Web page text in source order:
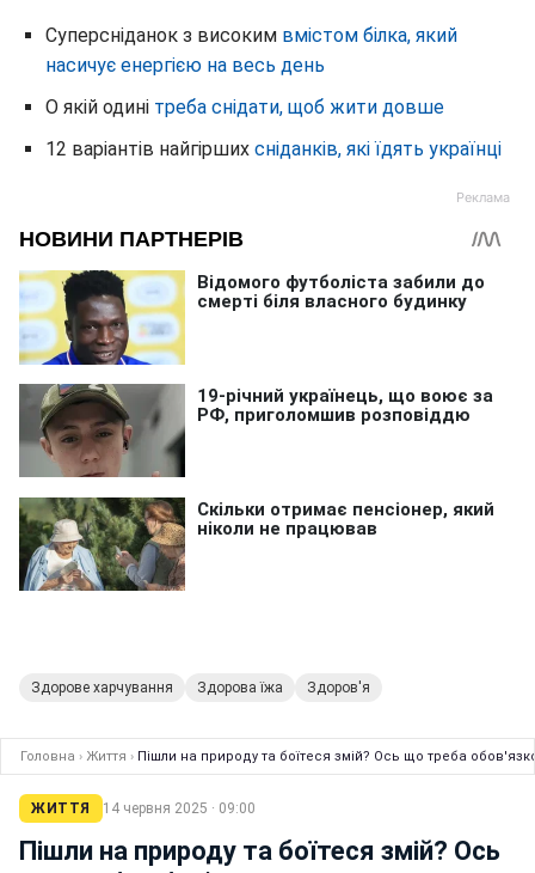
Суперсніданок з високим вмістом білка, який
насичує енергією на весь день
О якій одині треба снідати, щоб жити довше
12 варіантів найгірших сніданків, які їдять українці
Здорове харчування Здорова їжа Здоров'я
Головна › Життя › Пішли на природу та боїтеся змій? Ось що треба
ЖИТТЯ 14 червня 2025 · 09:00
Пішли на природу та боїтеся змій? Ось